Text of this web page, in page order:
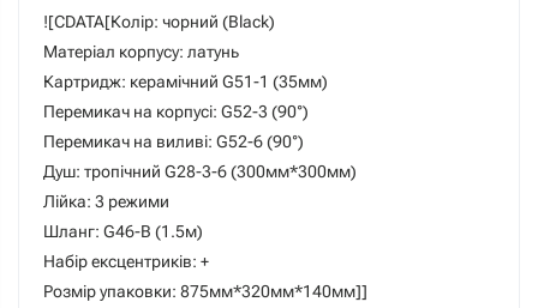
![CDATA[Колір: чорний (Black)
Матеріал корпусу: латунь
Картридж: керамічний G51-1 (35мм)
Перемикач на корпусі: G52-3 (90°)
Перемикач на виливі: G52-6 (90°)
Душ: тропічний G28-3-6 (300мм*300мм)
Лійка: 3 режими
Шланг: G46-В (1.5м)
Набір ексцентриків: +
Розмір упаковки: 875мм*320мм*140мм]]